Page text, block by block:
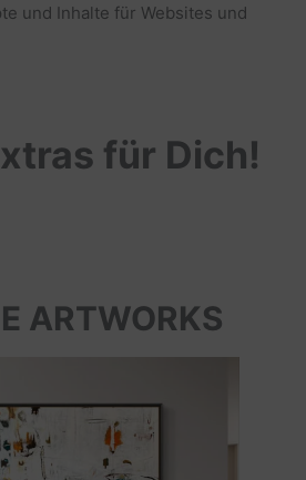
und Inhalte für Websites und
für Dich!
ARTWORKS